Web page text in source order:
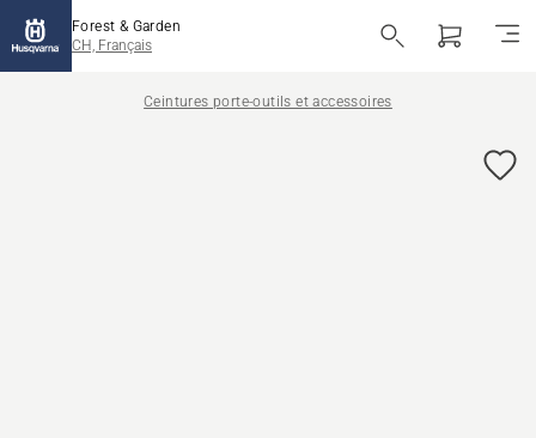
Forest & Garden
CH, Français
Ceintures porte-outils et accessoires